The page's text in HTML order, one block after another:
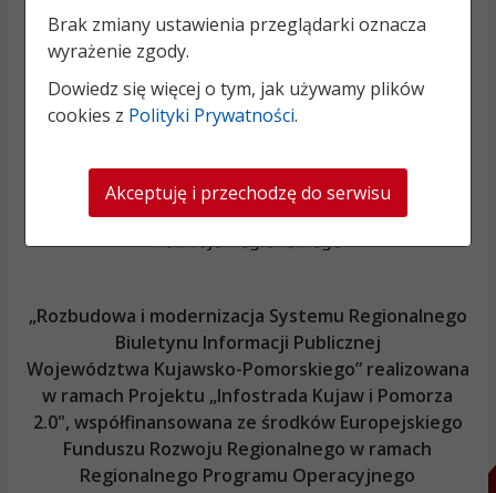
„Rozbudowa i modernizacja Systemu Regionalnego
Biuletynu Informacji Publicznej
Województwa Kujawsko-Pomorskiego” realizowana
w ramach Projektu „Infostrada Kujaw i Pomorza
2.0", współfinansowana ze środków Europejskiego
Funduszu Rozwoju Regionalnego w ramach
Regionalnego Programu Operacyjnego
Brak zmiany ustawienia przeglądarki oznacza
wyrażenie zgody.
Dowiedz się więcej o tym, jak używamy plików
cookies z Polityki Prywatności.
Akceptuję i przechodzę do serwisu